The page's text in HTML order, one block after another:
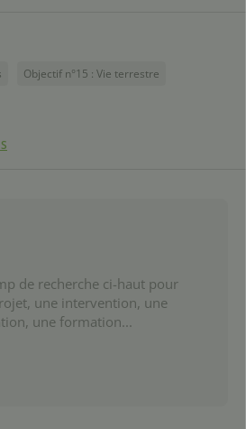
Objectif n°15 : Vie terrestre
de recherche ci-haut pour
une intervention, une
une formation...